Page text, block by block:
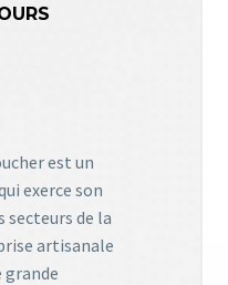
est un
exerce son
secteurs de la
artisanale
grande